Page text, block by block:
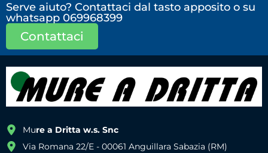
Serve aiuto? Contattaci dal tasto apposito o su
whatsapp 069968399
Contattaci
Mure a Dritta w.s. Snc
Via Romana 22/E - 00061 Anguillara Sabazia (RM)